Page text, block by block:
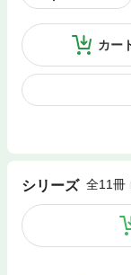
カー
シリーズ 全11冊